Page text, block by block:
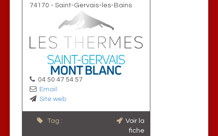
74170 - Saint-Gervais-les-Bains
04 50 47 54 57
Email
Site web
Tag :
Voir la
fiche